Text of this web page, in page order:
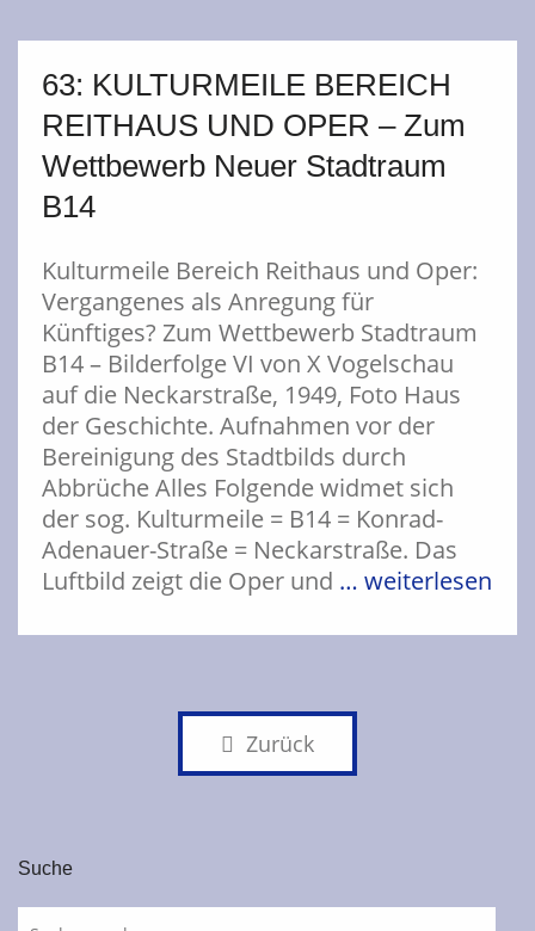
63: KULTURMEILE BEREICH
REITHAUS UND OPER – Zum
Wettbewerb Neuer Stadtraum
B14
Kulturmeile Bereich Reithaus und Oper:
Vergangenes als Anregung für
Künftiges? Zum Wettbewerb Stadtraum
B14 – Bilderfolge VI von X Vogelschau
auf die Neckarstraße, 1949, Foto Haus
der Geschichte. Aufnahmen vor der
Bereinigung des Stadtbilds durch
Abbrüche Alles Folgende widmet sich
der sog. Kulturmeile = B14 = Konrad-
Adenauer-Straße = Neckarstraße. Das
Luftbild zeigt die Oper und … weiterlesen
Zurück
Suche